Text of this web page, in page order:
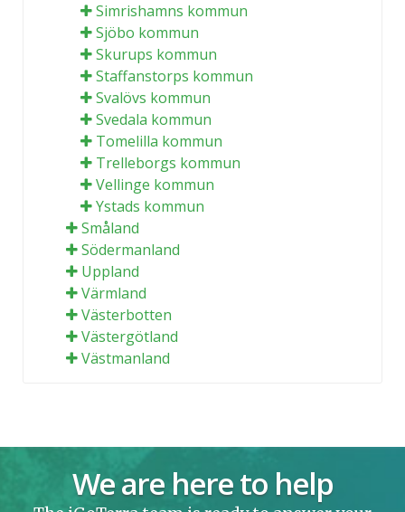
Simrishamns kommun
Sjöbo kommun
Skurups kommun
Staffanstorps kommun
Svalövs kommun
Svedala kommun
Tomelilla kommun
Trelleborgs kommun
Vellinge kommun
Ystads kommun
Småland
Södermanland
Uppland
Värmland
Västerbotten
Västergötland
Västmanland
We are here to help